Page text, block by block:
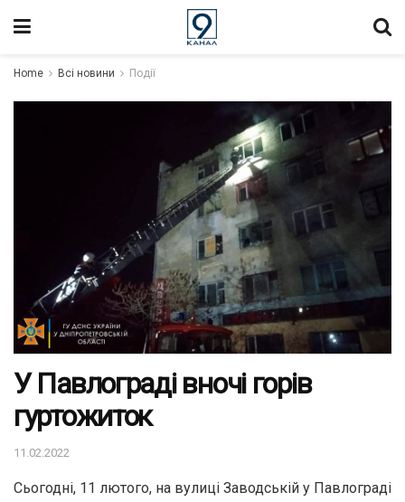
Home Всі новини Події
У Павлограді вночі горів
гуртожиток
11.02.2022
Сьогодні, 11 лютого, на вулиці Заводській у Павлограді